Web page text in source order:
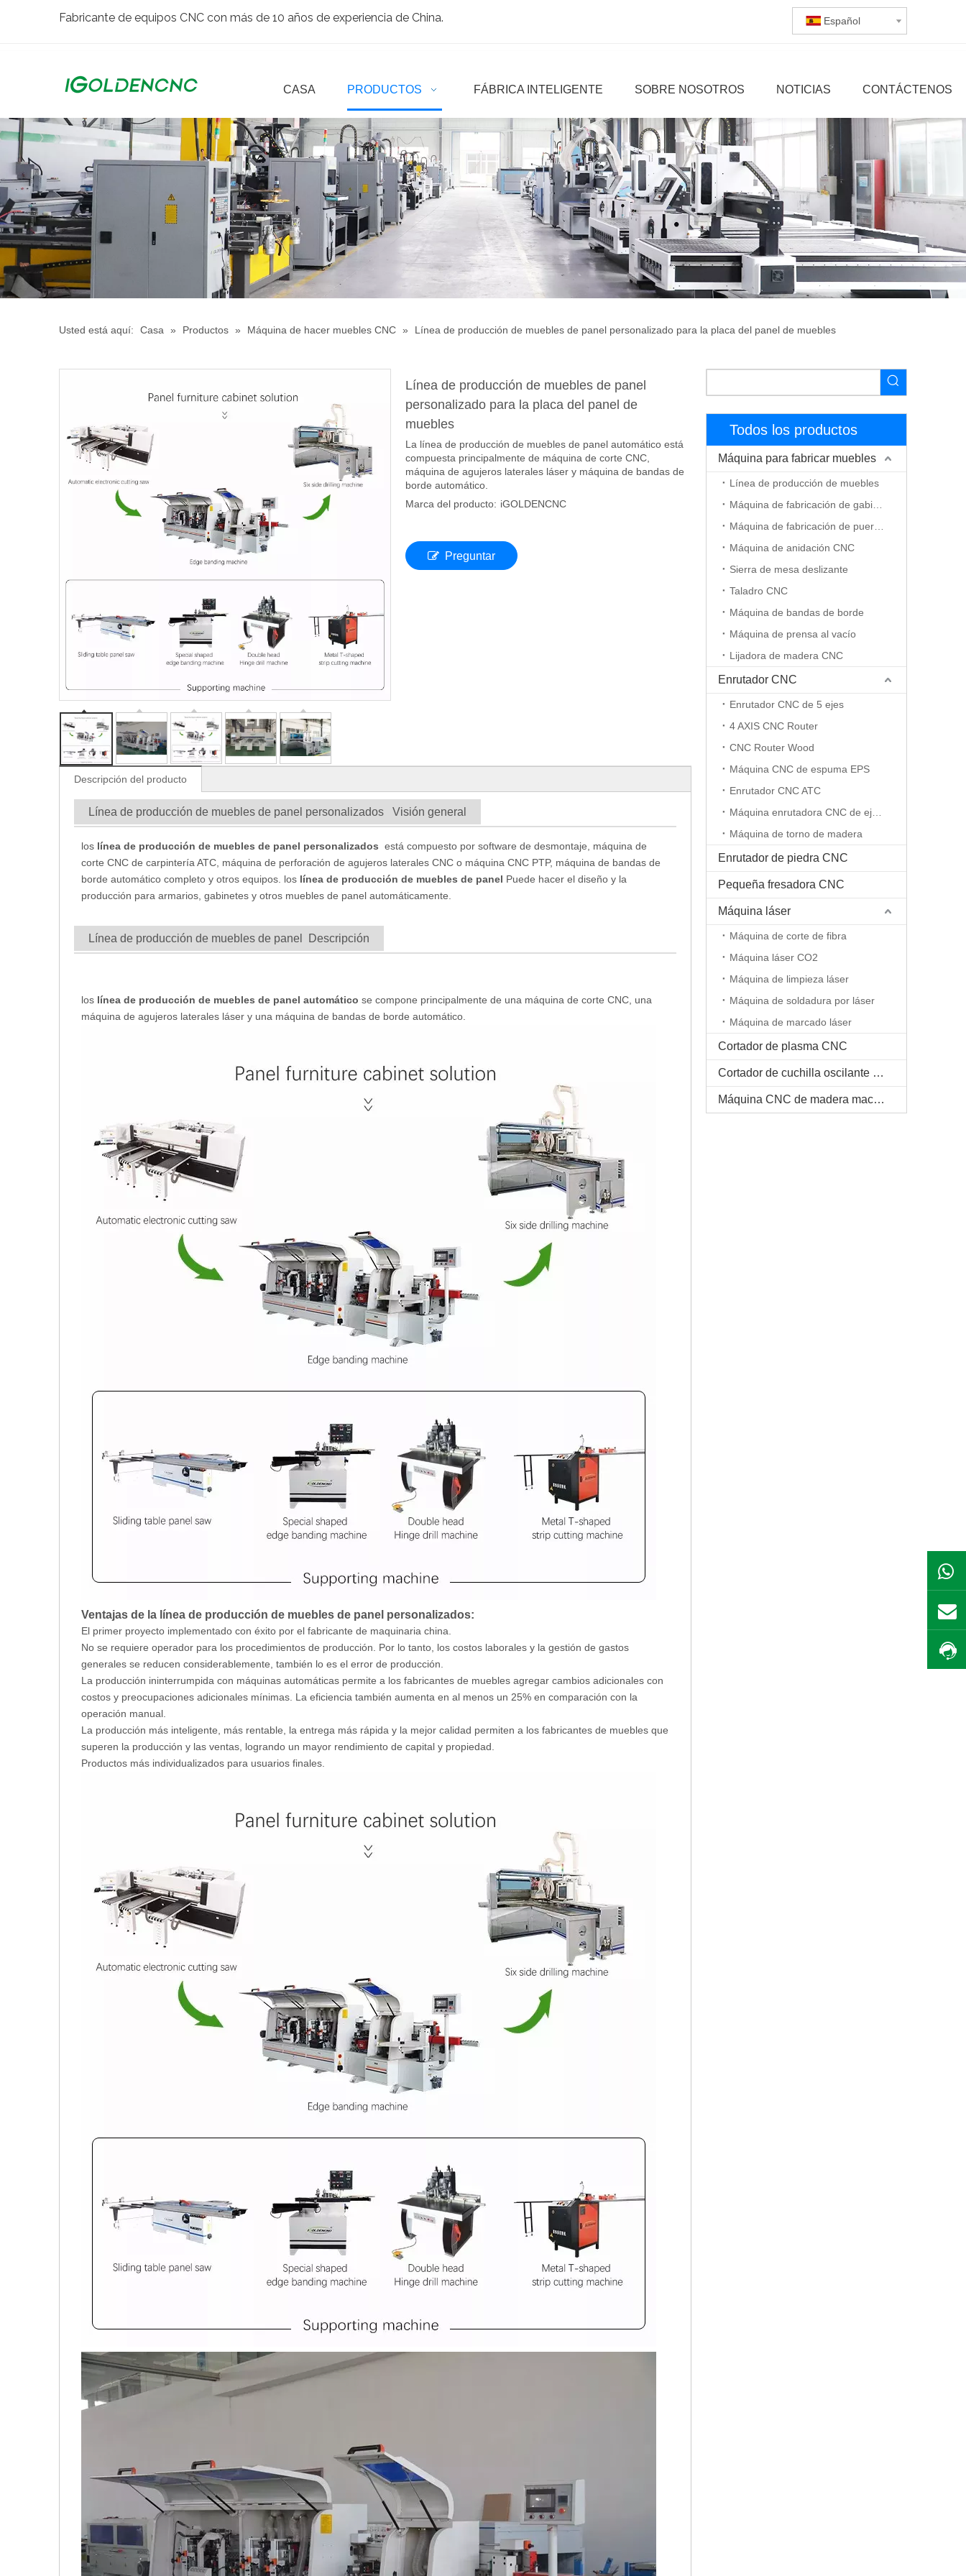
Fabricante de equipos CNC con más de 10 años de experiencia de China. Español
CASA PRODUCTOS FÁBRICA INTELIGENTE SOBRE NOSOTROS NOTICIAS CONTÁCTENOS
Usted está aquí: Casa » Productos » Máquina de hacer muebles CNC » Línea de producción de muebles de panel personalizado para la placa del panel de muebles
Línea de producción de muebles de panel
personalizado para la placa del panel de
muebles
La línea de producción de muebles de panel automático está
compuesta principalmente de máquina de corte CNC,
máquina de agujeros laterales láser y máquina de bandas de
borde automático.
Marca del producto: iGOLDENCNC
Preguntar
Descripción del producto
Línea de producción de muebles de panel personalizados Visión general
los línea de producción de muebles de panel personalizados está compuesto por software de desmontaje, máquina de
corte CNC de carpintería ATC, máquina de perforación de agujeros laterales CNC o máquina CNC PTP, máquina de bandas de
borde automático completo y otros equipos. los línea de producción de muebles de panel Puede hacer el diseño y la
producción para armarios, gabinetes y otros muebles de panel automáticamente.
Línea de producción de muebles de panel Descripción
los línea de producción de muebles de panel automático se compone principalmente de una máquina de corte CNC, una
máquina de agujeros laterales láser y una máquina de bandas de borde automático.
Ventajas de la línea de producción de muebles de panel personalizados:
El primer proyecto implementado con éxito por el fabricante de maquinaria china.
No se requiere operador para los procedimientos de producción. Por lo tanto, los costos laborales y la gestión de gastos
generales se reducen considerablemente, también lo es el error de producción.
La producción ininterrumpida con máquinas automáticas permite a los fabricantes de muebles agregar cambios adicionales con
costos y preocupaciones adicionales mínimas. La eficiencia también aumenta en al menos un 25% en comparación con la
operación manual.
La producción más inteligente, más rentable, la entrega más rápida y la mejor calidad permiten a los fabricantes de muebles que
superen la producción y las ventas, logrando un mayor rendimiento de capital y propiedad.
Productos más individualizados para usuarios finales.
Todos los productos
Máquina para fabricar muebles
Línea de producción de muebles
Máquina de anidación CNC
Sierra de mesa deslizante
Taladro CNC
Máquina de bandas de borde
Máquina de prensa al vacío
Lijadora de madera CNC
Enrutador CNC
Enrutador CNC de 5 ejes
4 AXIS CNC Router
CNC Router Wood
Máquina CNC de espuma EPS
Enrutador CNC ATC
Máquina de torno de madera
Enrutador de piedra CNC
Pequeña fresadora CNC
Máquina láser
Máquina de corte de fibra
Máquina láser CO2
Máquina de limpieza láser
Máquina de soldadura por láser
Máquina de marcado láser
Cortador de plasma CNC
Cortador de cuchilla oscilante CNC
Máquina CNC de madera maciza